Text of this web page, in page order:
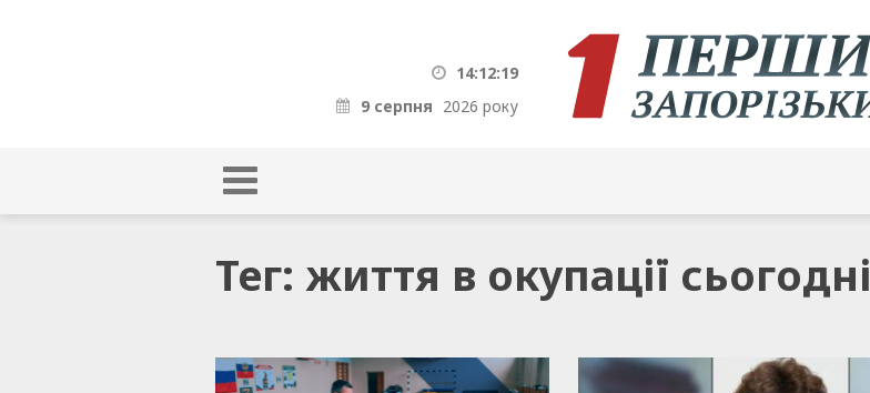
14:12:20
9 серпня 2026 року
Тег: життя в окупації сьогодні